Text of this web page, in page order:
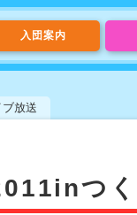
入団案内
放送
つ